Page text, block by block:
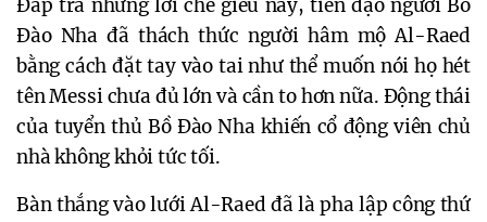
Đáp trả những lời chế giễu này, tiền đạo người Bồ
Đào Nha đã thách thức người hâm mộ Al-Raed
bằng cách đặt tay vào tai như thể muốn nói họ hét
tên Messi chưa đủ lớn và cần to hơn nữa. Động thái
của tuyển thủ Bồ Đào Nha khiến cổ động viên chủ
nhà không khỏi tức tối.
Bàn thắng vào lưới Al-Raed đã là pha lập công thứ